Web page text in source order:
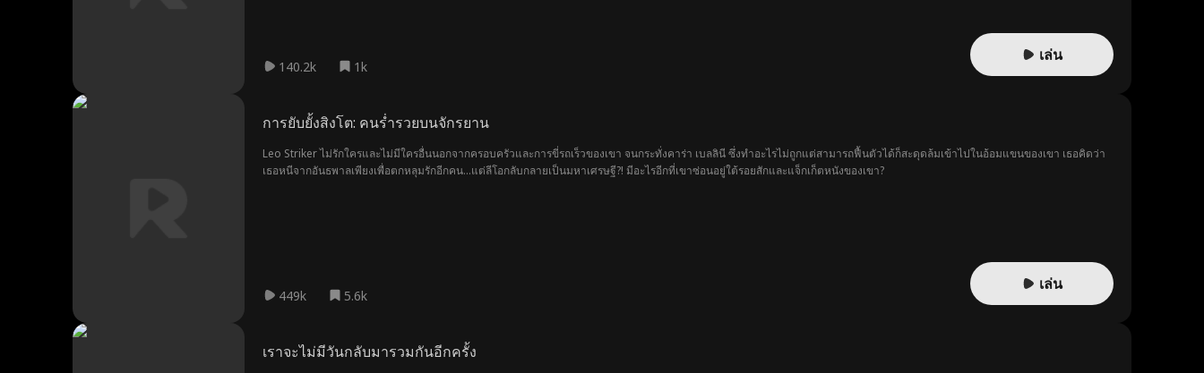
140.2k 1k
เล่น
การยับยั้งสิงโต: คนร่ำรวยบนจักรยาน
Leo Striker ไม่รักใครและไม่มีใครอื่นนอกจากครอบครัวและการขี่รถเร็วของเขา จนกระทั่งคาร่า เบลลินี ซึ่งทำอะไรไม่ถูกแต่สามารถฟื้นตัวได้ก็สะดุดล้มเข้าไปในอ้อมแขนของเขา เธอคิดว่า
เธอหนีจากอันธพาลเพียงเพื่อตกหลุมรักอีกคน...แต่ลีโอกลับกลายเป็นมหาเศรษฐี?! มีอะไรอีกที่เขาซ่อนอยู่ใต้รอยสักและแจ็กเก็ตหนังของเขา?
449k 5.6k
เล่น
เราจะไม่มีวันกลับมารวมกันอีกครั้ง